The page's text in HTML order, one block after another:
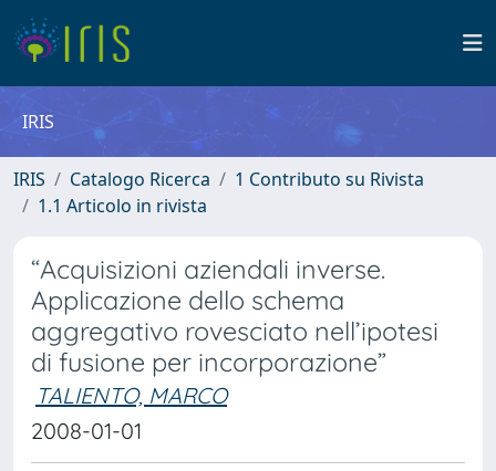
IRIS
IRIS Catalogo Ricerca
1 Contributo su Rivista
1.1 Articolo in rivista
“Acquisizioni aziendali inverse.
Applicazione dello schema
aggregativo rovesciato nell’ipotesi
di fusione per incorporazione”
TALIENTO, MARCO
2008-01-01